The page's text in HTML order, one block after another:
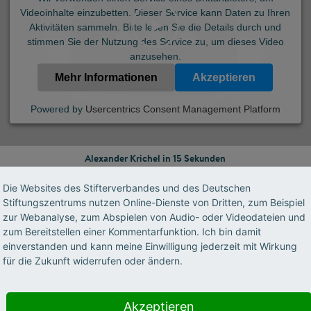
Videoinhalte einzubetten. Dieser Service kann Daten zu Ihren
Aktivitäten sammeln. Bitte lesen Sie die Details durch und
stimmen Sie der Nutzung des Service zu, um dieses Video
anzusehen.
Mehr Informationen Akzeptieren
Powered by Usercentrics Consent Management Platform
Alexander Krichel in 15 Sekunden
Freunde Sie beschreiben?
Freunde sagen, dass ich hyperemotional
sehr Wichtiges, aber irgendwie ist sie
verbunden. Tendenziell bin ich
Die Websites des Stifterverbandes und des Deutschen
Stiftungszentrums nutzen Online-Dienste von Dritten, zum Beispiel
zur Webanalyse, zum Abspielen von Audio- oder Videodateien und
zum Bereitstellen einer Kommentarfunktion. Ich bin damit
einverstanden und kann meine Einwilligung jederzeit mit Wirkung
für die Zukunft widerrufen oder ändern.
Akzeptieren